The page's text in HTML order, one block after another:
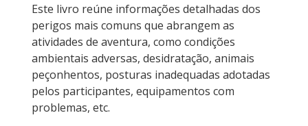
Este livro reúne informações detalhadas dos
perigos mais comuns que abrangem as
atividades de aventura, como condições
ambientais adversas, desidratação, animais
peçonhentos, posturas inadequadas adotadas
pelos participantes, equipamentos com
problemas, etc.